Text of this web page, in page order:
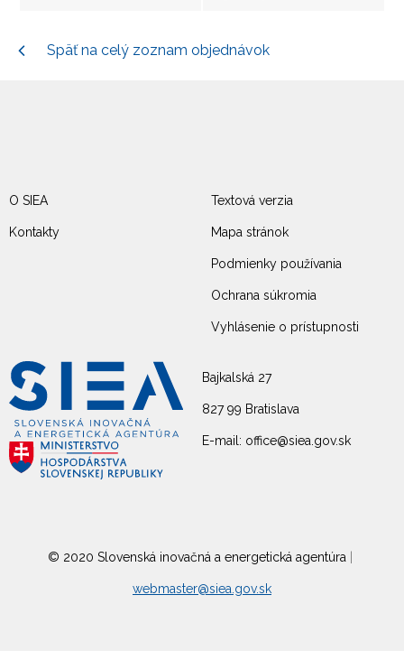
Späť na celý zoznam objednávok
Bajkalská 27
827 99 Bratislava
E-mail: office@siea.gov.sk
O SIEA
Kontakty
Textová verzia
Mapa stránok
Podmienky používania
Ochrana súkromia
Vyhlásenie o prístupnosti
© 2020 Slovenská inovačná a energetická agentúra
webmaster@siea.gov.sk